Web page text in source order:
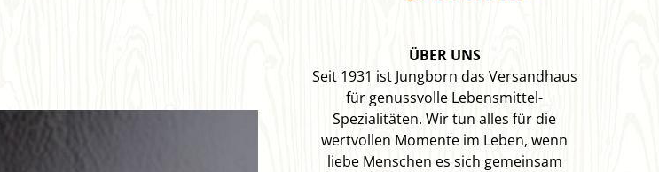
ÜBER UNS
Seit 1931 ist Jungborn das Versandhaus
für genussvolle Lebensmittel-
Spezialitäten. Wir tun alles für die
wertvollen Momente im Leben, wenn
liebe Menschen es sich gemeinsam